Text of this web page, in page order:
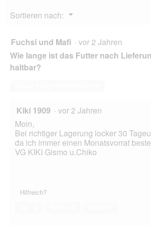
Sortieren nach:
▼
Menü
Fuchsi und Mafi · vor 2 Jahren
Wie lange ist das Futter nach
haltbar?
Kiki 1909 · vor 2 Jahren
Moin,
Bei richtiger Lagerung locker 30
da ich immer einen Monatsvorrat
VG KIKI Gismo u.Chiko
Hilfreich?